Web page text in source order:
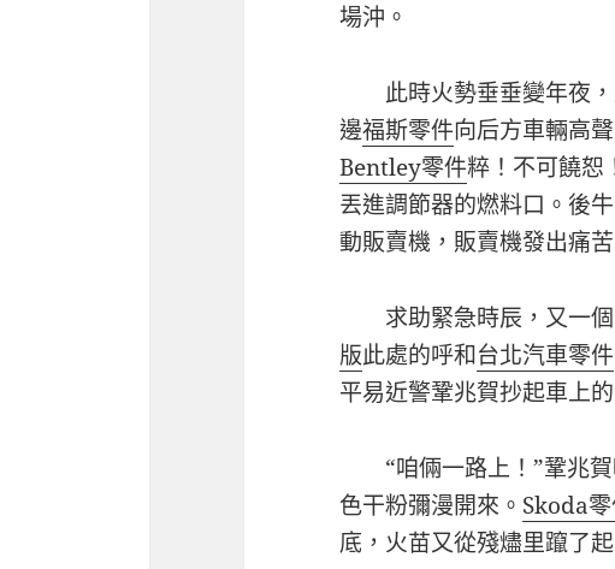
場沖。
此時火勢垂垂變年夜
邊福斯零件向后方車輛高
Bentley零件粹！不可饒恕
丟進調節器的燃料口。後
動販賣機，販賣機發出痛
求助緊急時辰，又一
版此處的呼和台北汽車零件
平易近警鞏兆賀抄起車上
“咱倆一路上！”鞏兆賀
色干粉彌漫開來。 Skoda
底，火苗又從殘燼里躥了起